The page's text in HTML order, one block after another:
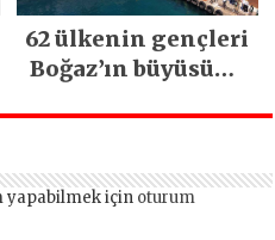
62 ülkenin gençleri
Boğaz’ın büyüsüne
yapabilmek için oturum